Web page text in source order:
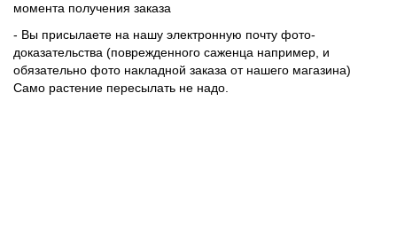
момента получения заказа
- Вы присылаете на нашу электронную почту фото-
доказательства (поврежденного саженца например, и
обязательно фото накладной заказа от нашего магазина)
Само растение пересылать не надо.